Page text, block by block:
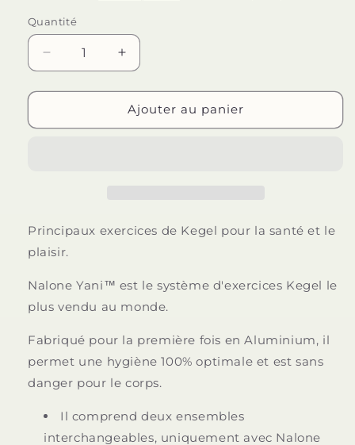
Quantité
Quantité
Réduire
la
quantité
NALONE
Augmenter
la
quantité
de
NALONE
Ajouter au panier
Principaux exercices de Kegel pour la santé et le
plaisir.
Nalone Yani™ est le système d'exercices Kegel le
plus vendu au monde.
Fabriqué pour la première fois en Aluminium, il
permet une hygiène 100% optimale et est sans
danger pour le corps.
Il comprend deux ensembles
interchangeables, uniquement avec Nalone